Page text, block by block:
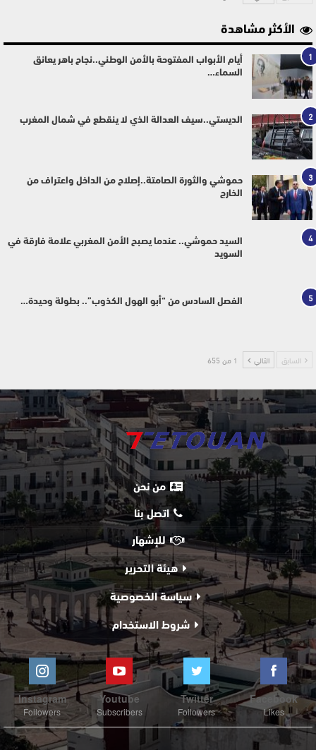
الأكثر مشاهدة
1
أيام الأبواب المفتوحة بالأمن الوطني..نجاح باهر يعانق
السماء…
2 الديستي..سيف العدالة الذي لا ينقطع في شمال المغرب
3
حموشي والثورة الصامتة..إصلاح من الداخل واعتراف من
الخارج
4
السيد حموشي.. عندما يصبح الأمن المغربي علامة فارقة في
السويد
5 الفصل السادس من “أبو الهول الكذوب”.. بطولة وحيدة…
السابق التالي 1 من 655
من نحن
اتصل بنا
للإشهار
هيئة التحرير
سياسة الخصوصية
شروط الاستخدام
Facebook
Likes
Twitter
Followers
Youtube
Subscribers
Instagram
Followers